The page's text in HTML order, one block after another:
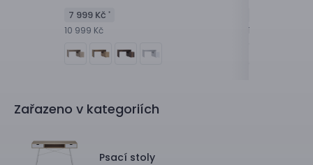
7 999 Kč *
10 999 Kč 10 499 Kč
Zařazeno v kategoriích
Psací stoly